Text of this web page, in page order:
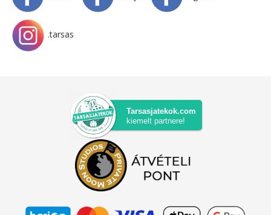
.tarsas
Tarsasjatekok.com
kiemelt partnere!